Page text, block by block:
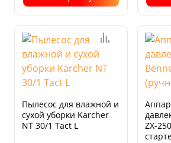
Пылесос для влажной и
сухой уборки Karcher
NT 30/1 Tact L
ZX-